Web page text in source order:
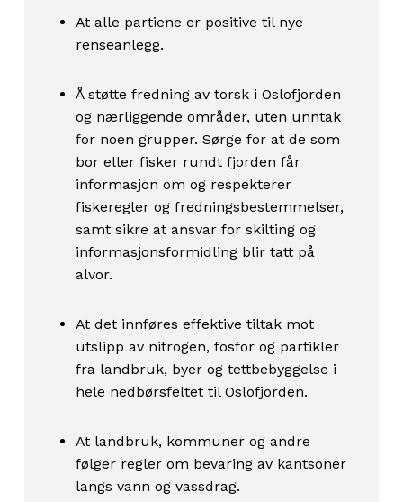
At alle partiene er positive til nye
renseanlegg.
Å støtte fredning av torsk i Oslofjorden
og nærliggende områder, uten unntak
for noen grupper. Sørge for at de som
bor eller fisker rundt fjorden får
informasjon om og respekterer
fiskeregler og fredningsbestemmelser,
samt sikre at ansvar for skilting og
informasjonsformidling blir tatt på
alvor.
At det innføres effektive tiltak mot
utslipp av nitrogen, fosfor og partikler
fra landbruk, byer og tettbebyggelse i
hele nedbørsfeltet til Oslofjorden.
At landbruk, kommuner og andre
følger regler om bevaring av kantsoner
langs vann og vassdrag.